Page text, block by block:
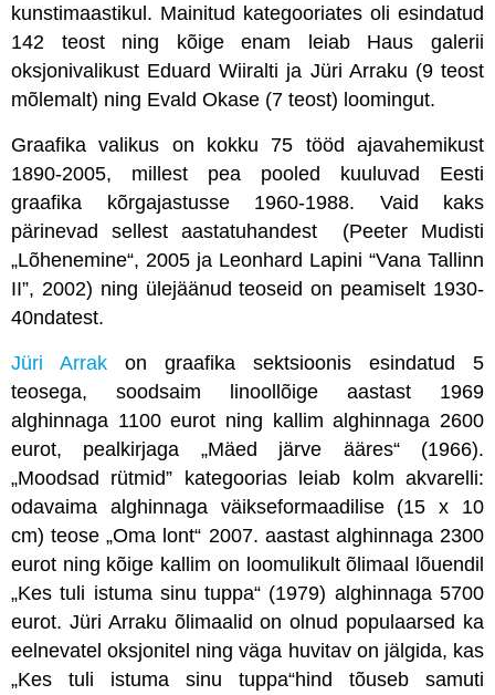
kunstimaastikul. Mainitud kategooriates oli esindatud
142 teost ning kõige enam leiab Haus galerii
oksjonivalikust Eduard Wiiralti ja Jüri Arraku (9 teost
mõlemalt) ning Evald Okase (7 teost) loomingut.
Graafika valikus on kokku 75 tööd ajavahemikust
1890-2005, millest pea pooled kuuluvad Eesti
graafika kõrgajastusse 1960-1988. Vaid kaks
pärinevad sellest aastatuhandest (Peeter Mudisti
„Lõhenemine“, 2005 ja Leonhard Lapini “Vana Tallinn
II”, 2002) ning ülejäänud teoseid on peamiselt 1930-
40ndatest.
Jüri Arrak on graafika sektsioonis esindatud 5
teosega, soodsaim linoollõige aastast 1969
alghinnaga 1100 eurot ning kallim alghinnaga 2600
eurot, pealkirjaga „Mäed järve ääres“ (1966).
„Moodsad rütmid” kategoorias leiab kolm akvarelli:
odavaima alghinnaga väikseformaadilise (15 x 10
cm) teose „Oma lont“ 2007. aastast alghinnaga 2300
eurot ning kõige kallim on loomulikult õlimaal lõuendil
„Kes tuli istuma sinu tuppa“ (1979) alghinnaga 5700
eurot. Jüri Arraku õlimaalid on olnud populaarsed ka
eelnevatel oksjonitel ning väga huvitav on jälgida, kas
„Kes tuli istuma sinu tuppa“hind tõuseb samuti